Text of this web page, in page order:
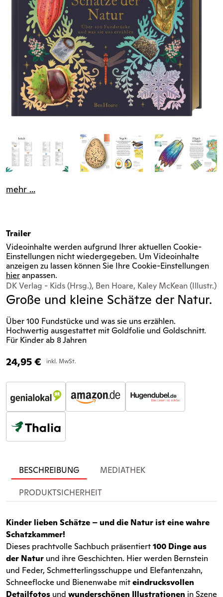
mehr ...
Trailer
Videoinhalte werden aufgrund Ihrer aktuellen Cookie-
Einstellungen nicht wiedergegeben. Um Videoinhalte
anzeigen zu lassen können Sie Ihre Cookie-Einstellungen
hieranpassen.
DK Verlag - Kids (Hrsg.), Ben Hoare, Kaley McKean (Illustr.)
Große und kleine Schätze der Natur.
Über 100 Fundstücke und was sie uns erzählen.
Hochwertig ausgestattet mit Goldfolie und Goldschnitt.
Für Kinder ab 8 Jahren
24,95€ inkl. MwSt.
BESCHREIBUNG MEDIATHEK
PRODUKTSICHERHEIT
Kinder lieben Schätze – und die Natur ist eine wahre
Schatzkammer!
Dieses prachtvolle Sachbuch präsentiert100 Dinge aus
der Natur und ihre Geschichten. Hier werden Bernstein
und Feder, Schmetterlingsschuppe und Elefantenzahn,
Schneeflocke und Bienenwabe miteindrucksvollen
Detailfotos und wunderschönen Illustrationen in Szene